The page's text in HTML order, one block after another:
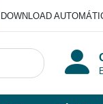
DOWNLOAD